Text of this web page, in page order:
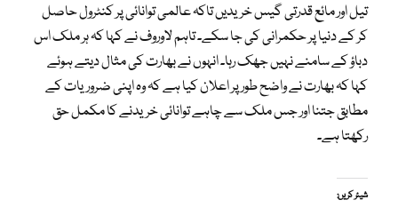
تیل اور مائع قدرتی گیس خریدیں تاکہ عالمی توانائی پر کنٹرول حاصل
کر کے دنیا پر حکمرانی کی جا سکے۔ تاہم لاوروف نے کہا کہ ہر ملک اس
دباؤ کے سامنے نہیں جھک رہا۔ انہوں نے بھارت کی مثال دیتے ہوئے
کہا کہ بھارت نے واضح طور پر اعلان کیا ہے کہ وہ اپنی ضروریات کے
مطابق جتنا اور جس ملک سے چاہے توانائی خریدنے کا مکمل حق
رکھتا ہے۔
شیئر کریں: